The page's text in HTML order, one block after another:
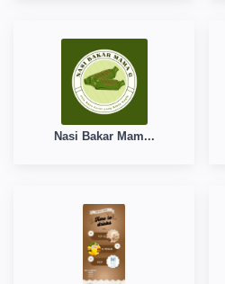
Nasi Bakar Mam...